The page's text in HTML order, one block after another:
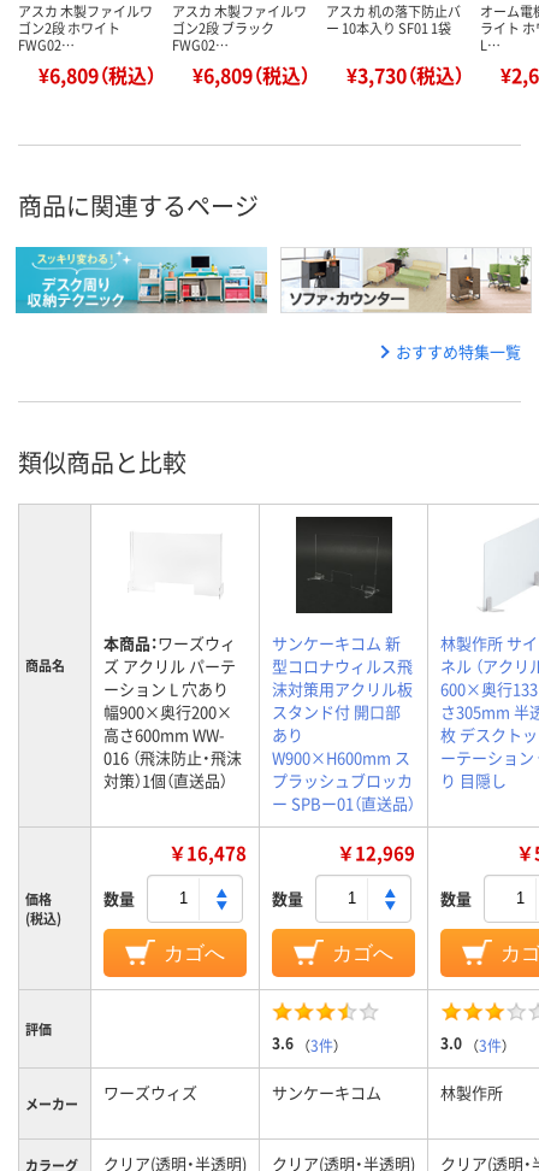
アスカ 木製ファイルワ
ゴン2段 ホワイト
FWG02…
¥6,809（税込）
アスカ 木製ファイルワ
ゴン2段 ブラック
FWG02…
¥6,809（税込）
アスカ 机の落下防止バ
ー 10本入り SF01 1袋
¥3,730（税込）
オーム電
ライト
L…
商品に関連するページ
おすすめ特集一覧
類似商品と比較
商品名
本商品：ワーズウィ
ズ アクリル パーテ
ーション L 穴あり
幅900×奥行200×
高さ600mm WW-
016 （飛沫防止・飛沫
対策）1個（直送品）
サンケーキコム 新
型コロナウィルス飛
沫対策用アクリル板
スタンド付 開口部
あり
W900×H600mm ス
プラッシュブロッカ
ー SPBー01（直送品）
林製作所 サ
ネル （アクリ
600×奥行
さ305mm 半
枚 デスクト
ーテーション
り 目隠し
価格
(税込)
￥16,478
数量
カゴへ
￥12,969
数量
カゴへ
数量
カ
評価
3.6 （3件） 3.0 （3件）
メーカー ワーズウィズ サンケーキコム 林製作所
カラーグ クリア(透明・半透明) クリア(透明・半透明) クリア(透明